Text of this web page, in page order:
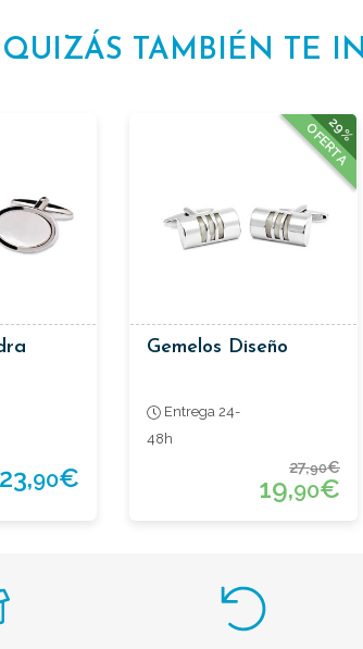
QUIZÁS TAMBIÉN TE
23,90€
29%
OFERTA
Gemelos Diseño
Entrega 24-
48h
27,90€
19,90€